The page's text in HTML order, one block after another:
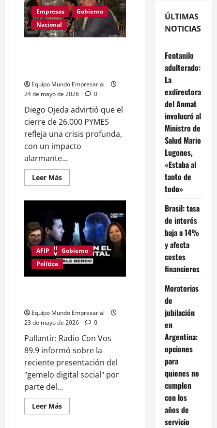
Empresas
Gobierno
Nacional
Equipo Mundo Empresarial
24 de mayo de 2026
0
Diego Ojeda advirtió que el
cierre de 26.000 PYMES
refleja una crisis profunda,
con un impacto
alarmante...
Leer MásLeer
más
REVELÓ
QUE
YA
CERRARON
26.000
PYMES
A
NIVEL
NACIONAL
AFIP
Gobierno
Política
Equipo Mundo Empresarial
23 de mayo de 2026
0
Pallantir: Radio Con Vos
89.9 informó sobre la
reciente presentación del
"gemelo digital social" por
parte del...
Leer MásLeer
más
ÚLTIMAS
NOTICIAS
Fentanilo
adulterado:
La
exdirectora
del Anmat
involucró al
Ministro de
Salud Mario
Lugones,
«Estaba al
tanto de
todo»
Brasil: tasa
de interés
baja a 14%
y afecta
costos
financieros
Moratorias
de
jubilación
en
Argentina:
opciones
para
quienes no
cumplen
con los
años de
servicio